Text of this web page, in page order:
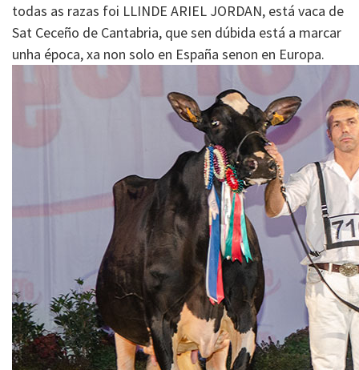
todas as razas foi LLINDE ARIEL JORDAN, está vaca de
Sat Ceceño de Cantabria, que sen dúbida está a marcar
unha época, xa non solo en España senon en Europa.